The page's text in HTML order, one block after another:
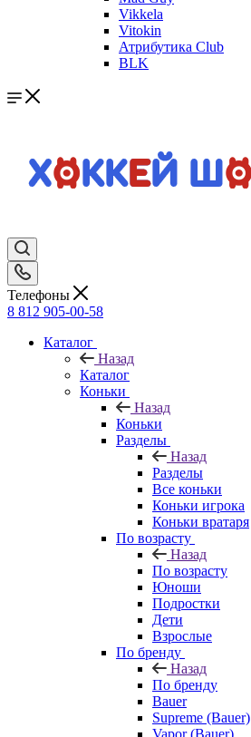
Vikkela
Vitokin
Атрибутика Club
BLK
Телефоны
8 812 905-00-58
Каталог
Назад
Каталог
Коньки
Назад
Коньки
Разделы
Назад
Разделы
Все коньки
Коньки игрока
Коньки вратаря
По возрасту
Назад
По возрасту
Юноши
Подростки
Дети
Взрослые
По бренду
Назад
По бренду
Bauer
Supreme (Bauer)
Vapor (Bauer)